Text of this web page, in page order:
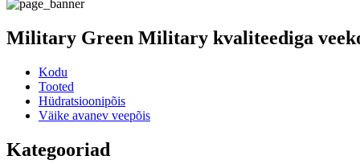
Military Green Military kvaliteediga
Kodu
Tooted
Hüdratsioonipõis
Väike avanev veepõis
Kategooriad